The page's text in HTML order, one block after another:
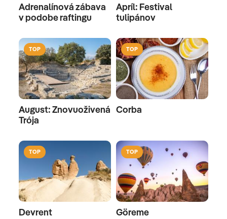
Adrenalínová zábava
v podobe raftingu
Apríl: Festival
tulipánov
TOP
August: Znovuoživená
Trója
TOP
Corba
TOP
Devrent
TOP
Göreme